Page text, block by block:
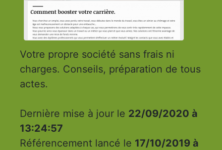
Votre propre société sans frais ni
charges. Conseils, préparation de tous
actes.
Dernière mise à jour le 22/09/2020 à
13:24:57
Référencement lancé le 17/10/2019 à